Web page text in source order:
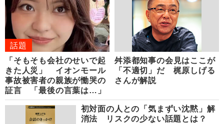
話題
「そもそも会社のせいで起
きた人災」 イオンモール
事故被害者の親族が慟哭の
証言 「最後の言葉は…」
舛添都知事の会見はここが
「不適切」だ 梶原しげる
さんが解説
初対面の人との「気まずい沈黙」解
消法 リスクの少ない話題とは？